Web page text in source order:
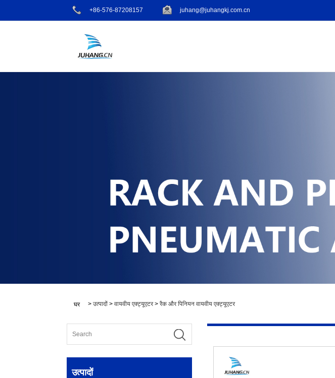
+86-576-87208157 juhang@juhangkj.com.cn
घर > उत्पादों > वायवीय एक्ट्यूएटर> रैक और पिनियन वायवीय एक्ट्यूएटर
उत्पादों